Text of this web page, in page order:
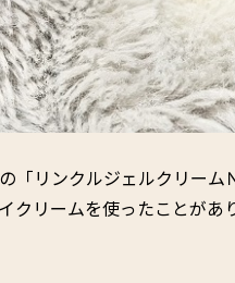
「リンクルジェルクリー
クリームを使ったことが